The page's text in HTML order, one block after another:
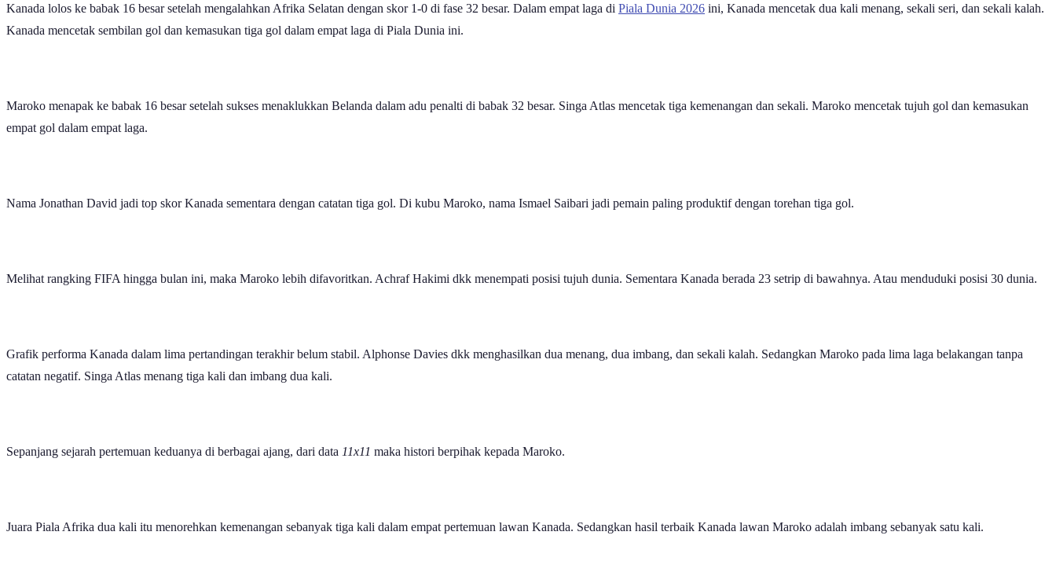
Kanada lolos ke babak 16 besar setelah mengalahkan Afrika Selatan dengan skor 1-0 di fase 32 besar. Dalam empat laga di Piala Dunia 2026 ini, Kanada mencetak dua kali menang, sekali seri, dan sekali kalah.
Kanada mencetak sembilan gol dan kemasukan tiga gol dalam empat laga di Piala Dunia ini.
Maroko menapak ke babak 16 besar setelah sukses menaklukkan Belanda dalam adu penalti di babak 32 besar. Singa Atlas mencetak tiga kemenangan dan sekali. Maroko mencetak tujuh gol dan kemasukan
empat gol dalam empat laga.
Nama Jonathan David jadi top skor Kanada sementara dengan catatan tiga gol. Di kubu Maroko, nama Ismael Saibari jadi pemain paling produktif dengan torehan tiga gol.
Melihat rangking FIFA hingga bulan ini, maka Maroko lebih difavoritkan. Achraf Hakimi dkk menempati posisi tujuh dunia. Sementara Kanada berada 23 setrip di bawahnya. Atau menduduki posisi 30 dunia.
Grafik performa Kanada dalam lima pertandingan terakhir belum stabil. Alphonse Davies dkk menghasilkan dua menang, dua imbang, dan sekali kalah. Sedangkan Maroko pada lima laga belakangan tanpa
catatan negatif. Singa Atlas menang tiga kali dan imbang dua kali.
Sepanjang sejarah pertemuan keduanya di berbagai ajang, dari data 11x11 maka histori berpihak kepada Maroko.
Juara Piala Afrika dua kali itu menorehkan kemenangan sebanyak tiga kali dalam empat pertemuan lawan Kanada. Sedangkan hasil terbaik Kanada lawan Maroko adalah imbang sebanyak satu kali.